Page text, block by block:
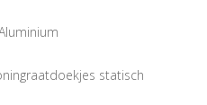
statisch